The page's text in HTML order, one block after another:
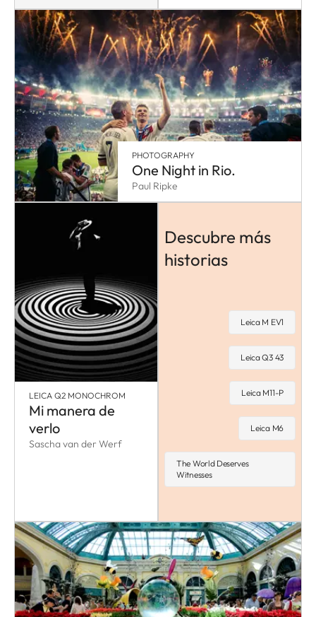
PHOTOGRAPHY
One Night in Rio.
Paul Ripke
LEICA Q2 MONOCHROM
Mi manera de
verlo
Sascha van der Werf
Descubre más
historias
Leica M EV1
Leica Q3 43
Leica M11-P
Leica M6
The World Deserves
Witnesses